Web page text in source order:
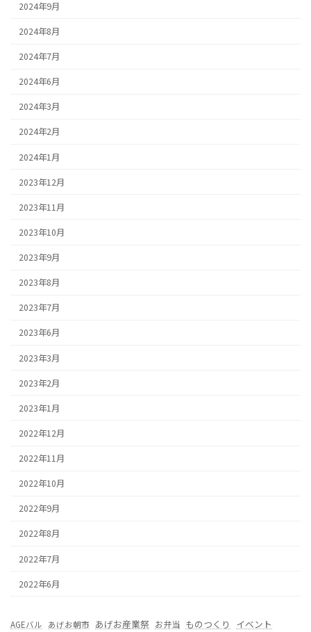
2024年9月
2024年8月
2024年7月
2024年6月
2024年3月
2024年2月
2024年1月
2023年12月
2023年11月
2023年10月
2023年9月
2023年8月
2023年7月
2023年6月
2023年3月
2023年2月
2023年1月
2022年12月
2022年11月
2022年10月
2022年9月
2022年8月
2022年7月
2022年6月
AGEバル あげお朝市 あげお産業祭 お弁当 ものつくり イベント